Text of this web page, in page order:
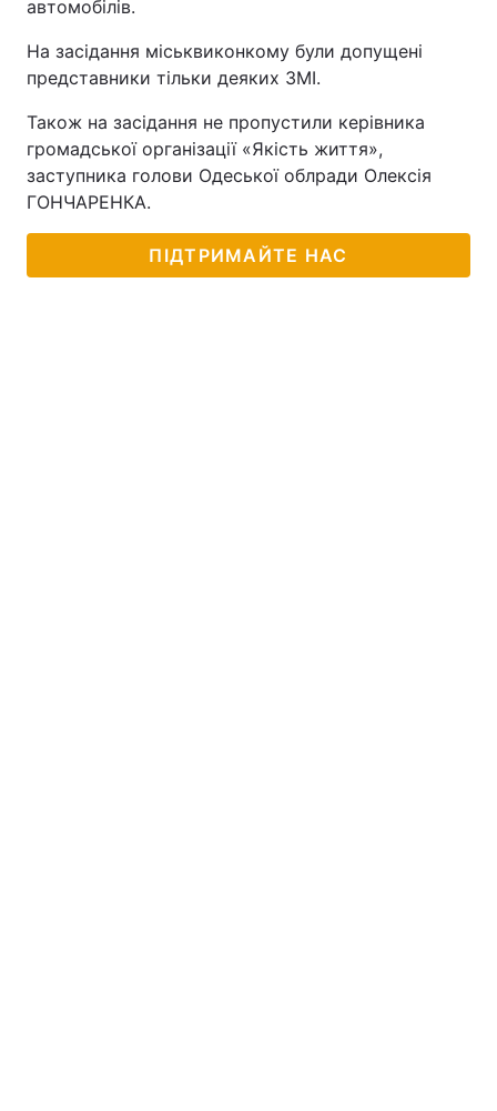
автомобілів.
На засідання міськвиконкому були допущені
представники тільки деяких ЗМІ.
Також на засідання не пропустили керівника
громадської організації «Якість життя»,
заступника голови Одеської облради Олексія
ГОНЧАРЕНКА.
ПІДТРИМАЙТЕ НАС